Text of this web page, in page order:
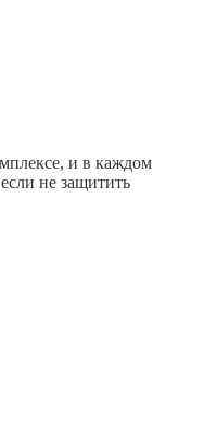
и в каждом
не защитить